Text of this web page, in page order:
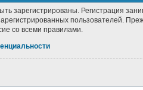
зарегистрированы. Регистрация
пользователей.
со всеми правилами.